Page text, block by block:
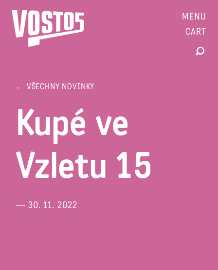
MENU
CART
← VŠECHNY NOVINKY
Kupé ve
Vzletu 15
— 30. 11. 2022